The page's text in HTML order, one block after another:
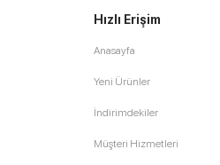
Hızlı Erişim
Anasayfa
Yeni Ürünler
İndirimdekiler
Müşteri Hizmetleri